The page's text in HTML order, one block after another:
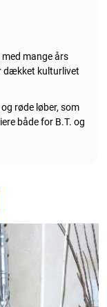
mange års
dækket kulturlivet
røde løber, som
både for B.T. og